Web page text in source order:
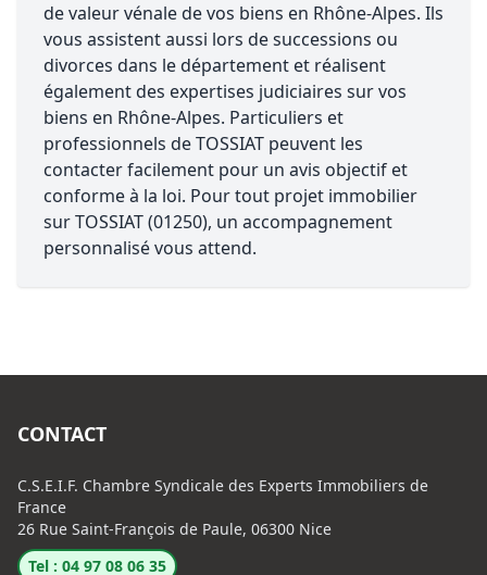
de valeur vénale de vos biens en Rhône-Alpes. Ils
vous assistent aussi lors de successions ou
divorces dans le département et réalisent
également des expertises judiciaires sur vos
biens en Rhône-Alpes. Particuliers et
professionnels de TOSSIAT peuvent les
contacter facilement pour un avis objectif et
conforme à la loi. Pour tout projet immobilier
sur TOSSIAT (01250), un accompagnement
personnalisé vous attend.
CONTACT
C.S.E.I.F. Chambre Syndicale des Experts Immobiliers de
France
26 Rue Saint-François de Paule, 06300 Nice
Tel : 04 97 08 06 35